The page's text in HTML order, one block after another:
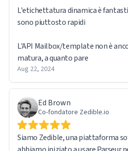
L'etichettatura dinamica è
sono piuttosto rapidi
L'API Mailbox/template non è
matura, a quanto pare
Aug 22, 2024
Ed Brown
Co-fondatore Zedible.io
Siamo Zedible, una piattaforma